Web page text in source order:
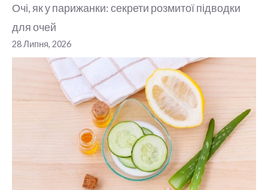
Очі, як у парижанки: секрети розмитої підводки
для очей
28 Липня, 2026